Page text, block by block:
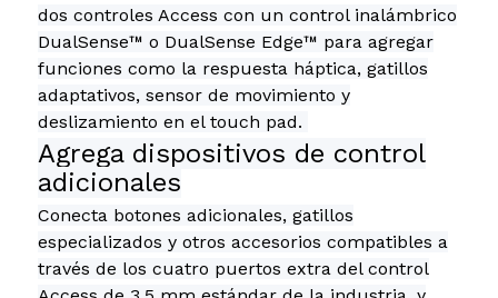
dos controles Access con un control inalámbrico
DualSense™ o DualSense Edge™ para agregar
funciones como la respuesta háptica, gatillos
adaptativos, sensor de movimiento y
deslizamiento en el touch pad.
Agrega dispositivos de control
adicionales
Conecta botones adicionales, gatillos
especializados y otros accesorios compatibles a
través de los cuatro puertos extra del control